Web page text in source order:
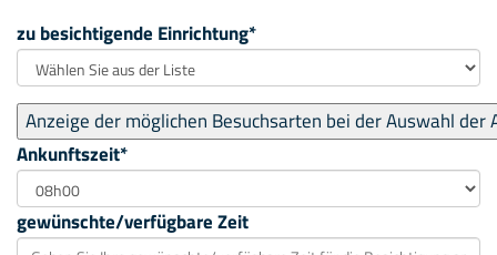
zu besichtigende Einrichtung*
Ankunftszeit*
gewünschte/verfügbare Zeit